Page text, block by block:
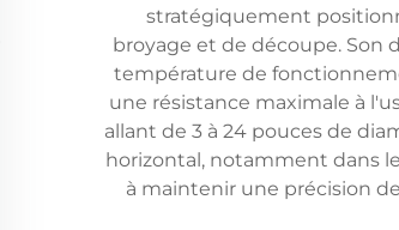
stratégiquement
broyage et de découpe. Son
température de
une résistance maximale à
allant de 3 à 24 pouces de
horizontal, notamment dans
à maintenir une précision